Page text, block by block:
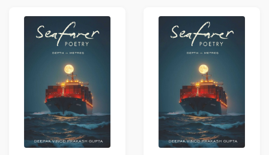
Connection | By
Dhwanika Shah